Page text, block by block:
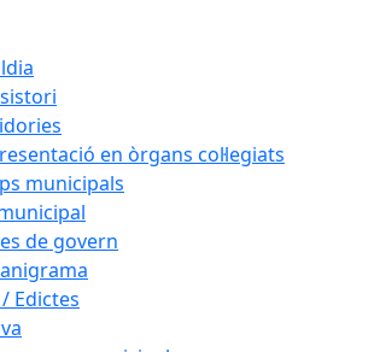
en òrgans col·legiats
municipals
de govern
Edictes